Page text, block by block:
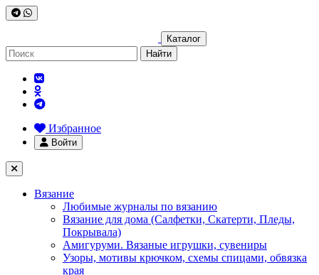
Каталог
Найти
Избранное
Войти
Вязание
Любимые журналы по вязанию
Вязание для дома (Салфетки, Скатерти, Пледы,
Покрывала)
Амигуруми. Вязаные игрушки, сувениры
Узоры, мотивы крючком, схемы спицами, обвязка
края